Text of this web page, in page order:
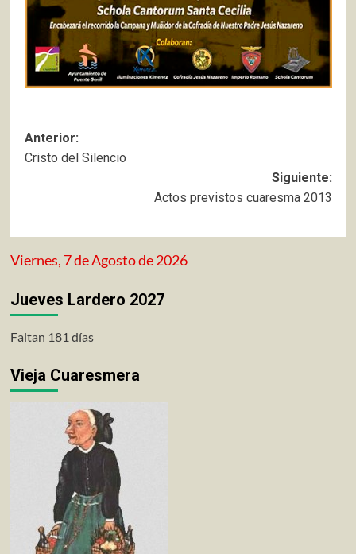
Navegación
de
Anterior:
Cristo del Silencio
Siguiente:
Actos previstos cuaresma 2013
Viernes, 7 de Agosto de 2026
Jueves Lardero 2027
Faltan 181 días
Vieja Cuaresmera